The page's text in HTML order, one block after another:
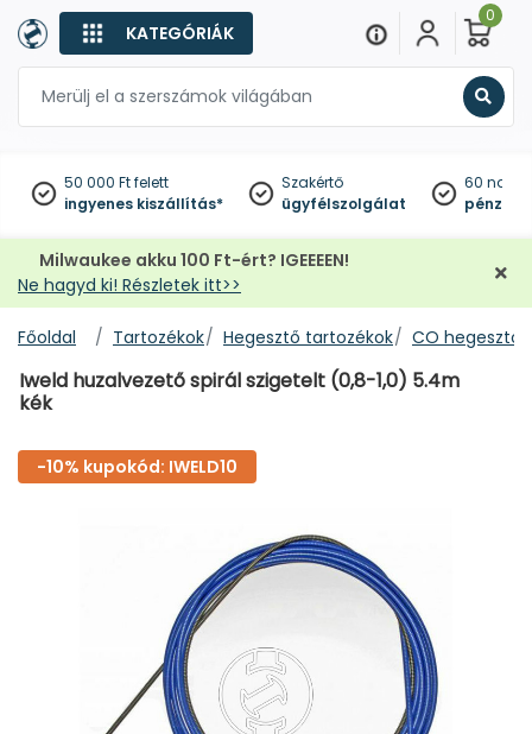
KATEGÓRIÁK
0
50 000 Ft felett
ingyenes kiszállítás*
Szakértő
ügyfélszolgálat
60
Milwaukee akku 100 Ft-ért? IGEEEEN!
Ne hagyd ki! Részletek itt>>
Főoldal Tartozékok Hegesztő tartozékok CO hegesztő
Iweld huzalvezető spirál szigetelt (0,8-1,0) 5.4m
kék
-10% kupokód: IWELD10